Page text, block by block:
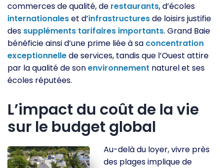
commerces de qualité, de restaurants, d’écoles
internationaleset d’infrastructuresde loisirs justifie
des suppléments tarifaires importants. Grand Baie
bénéficie ainsi d’une prime liée à sa concentration
exceptionnellede services, tandis que l’Ouest attire
par la qualité de sonenvironnement naturel et ses
écoles réputées.
L’impact du coût de la vie
sur le budget global
Au-delà du loyer, vivre près
des plages implique de